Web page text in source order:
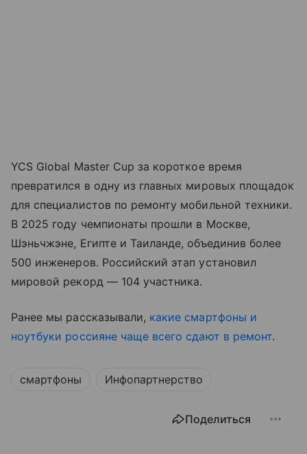
YCS Global Master Cup за короткое время
превратился в одну из главных мировых площадок
для специалистов по ремонту мобильной техники.
В 2025 году чемпионаты прошли в Москве,
Шэньчжэне, Египте и Таиланде, объединив более
500 инженеров. Российский этап установил
мировой рекорд — 104 участника.
Ранее мы рассказывали, какие смартфоны и
ноутбуки россияне чаще всего сдают в ремонт.
смартфоны Инфопартнерство
Поделиться